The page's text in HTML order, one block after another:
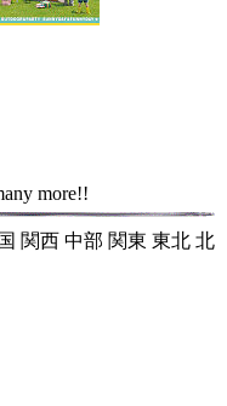
more!!
関西 中部 関東 東北 北